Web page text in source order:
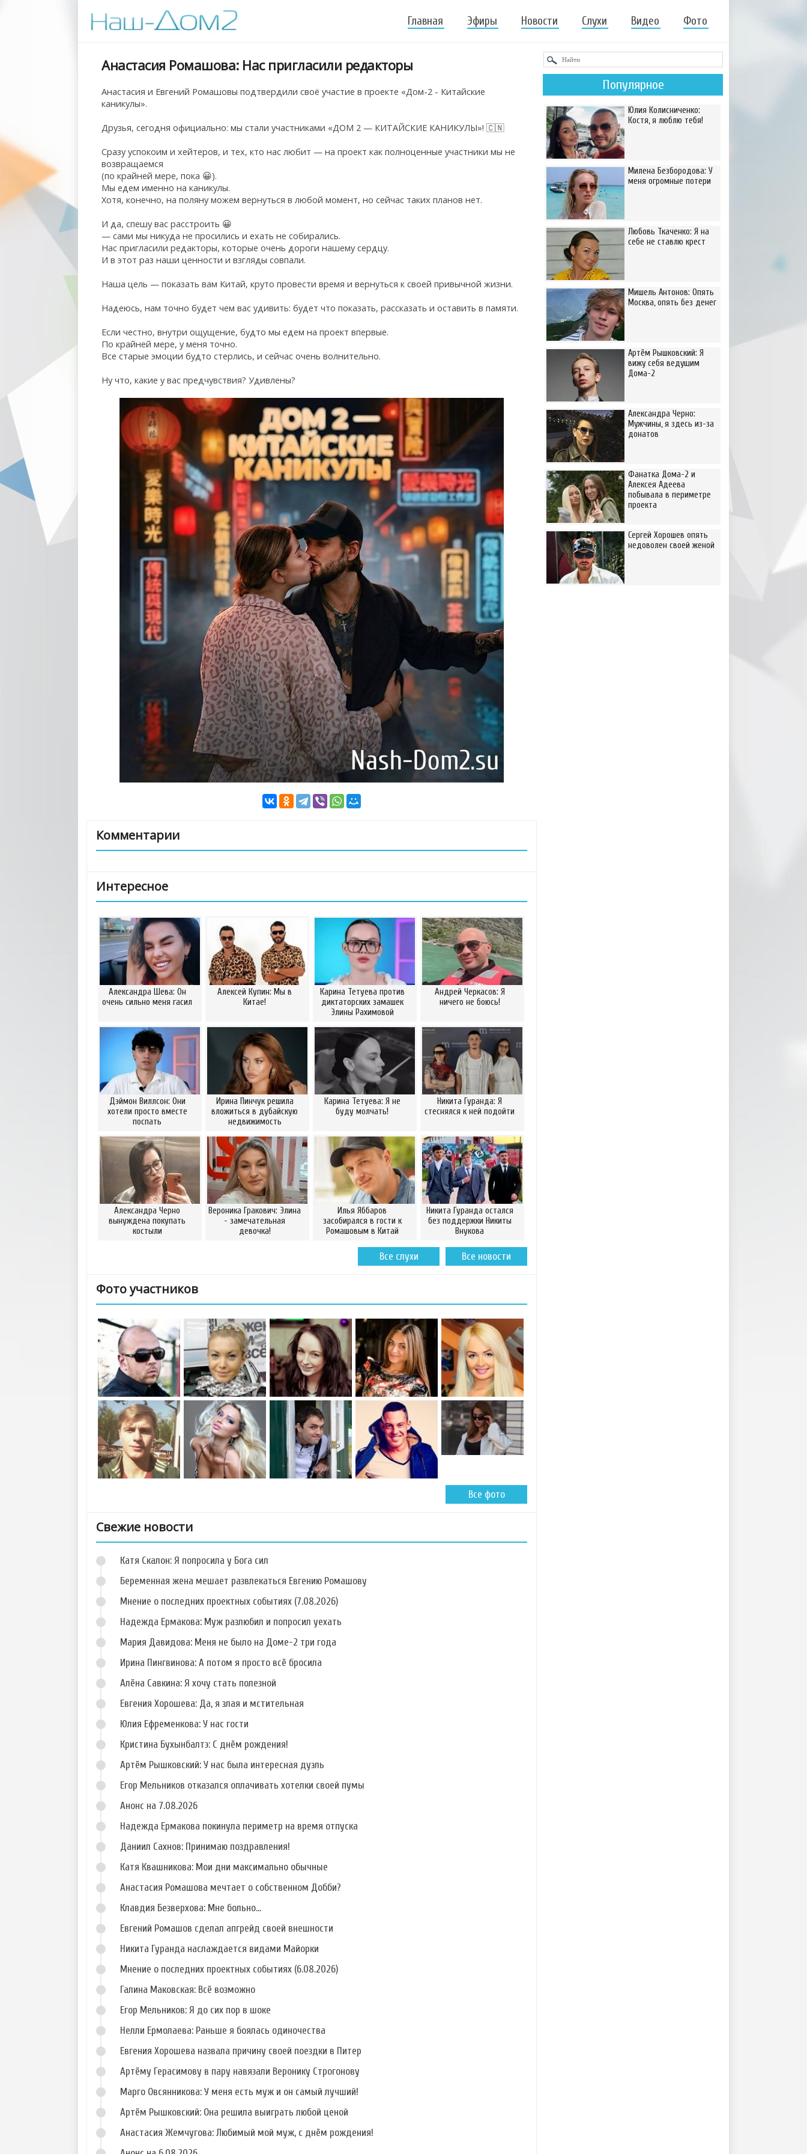
Главная Эфиры Новости Слухи Видео Фото
Анастасия Ромашова: Нас пригласили редакторы
Анастасия и Евгений Ромашовы подтвердили своё участие в проекте «Дом-2 - Китайские
каникулы».
Друзья, сегодня официально: мы стали участниками «ДОМ 2 — КИТАЙСКИЕ КАНИКУЛЫ»! 🇨🇳
Сразу успокоим и хейтеров, и тех, кто нас любит — на проект как полноценные участники мы не
возвращаемся
(по крайней мере, пока 😀).
Мы едем именно на каникулы.
Хотя, конечно, на поляну можем вернуться в любой момент, но сейчас таких планов нет.
И да, спешу вас расстроить 😀
— сами мы никуда не просились и ехать не собирались.
Нас пригласили редакторы, которые очень дороги нашему сердцу.
И в этот раз наши ценности и взгляды совпали.
Наша цель — показать вам Китай, круто провести время и вернуться к своей привычной жизни.
Надеюсь, нам точно будет чем вас удивить: будет что показать, рассказать и оставить в памяти.
Если честно, внутри ощущение, будто мы едем на проект впервые.
По крайней мере, у меня точно.
Все старые эмоции будто стерлись, и сейчас очень волнительно.
Ну что, какие у вас предчувствия? Удивлены?
Комментарии
Интересное
Александра Шева: Он
очень сильно меня гасил
Алексей Купин: Мы в
Китае!
Карина Тетуева против
диктаторских замашек
Элины Рахимовой
Андрей Черкасов: Я
ничего не боюсь!
Дэймон Виллсон: Они
хотели просто вместе
поспать
Ирина Пинчук решила
вложиться в дубайскую
недвижимость
Карина Тетуева: Я не
буду молчать!
Никита Гуранда: Я
стеснялся к ней подойти
Александра Черно
вынуждена покупать
костыли
Вероника Гракович: Элина
- замечательная
девочка!
Илья Яббаров
засобирался в гости к
Ромашовым в Китай
Никита Гуранда остался
без поддержки Никиты
Внукова
Все новости
Все слухи
Фото участников
Фото Глеба
Жемчугова
Фото Виктории
Шиндаковой
Фото Валерии
Уваровой
Фото Егора Рыбина
Фото Александры
Скородумовой
Фото Александра
Все фото
Свежие новости
Катя Скалон: Я попросила у Бога сил
Беременная жена мешает развлекаться Евгению Ромашову
Мнение о последних проектных событиях (7.08.2026)
Надежда Ермакова: Муж разлюбил и попросил уехать
Мария Давидова: Меня не было на Доме-2 три года
Ирина Пингвинова: А потом я просто всё бросила
Алёна Савкина: Я хочу стать полезной
Евгения Хорошева: Да, я злая и мстительная
Юлия Ефременкова: У нас гости
Кристина Бухынбалтэ: С днём рождения!
Артём Рышковский: У нас была интересная дуэль
Егор Мельников отказался оплачивать хотелки своей пумы
Анонс на 7.08.2026
Надежда Ермакова покинула периметр на время отпуска
Даниил Сахнов: Принимаю поздравления!
Катя Квашникова: Мои дни максимально обычные
Анастасия Ромашова мечтает о собственном Добби?
Клавдия Безверхова: Мне больно...
Евгений Ромашов сделал апгрейд своей внешности
Никита Гуранда наслаждается видами Майорки
Мнение о последних проектных событиях (6.08.2026)
Галина Маковская: Всё возможно
Егор Мельников: Я до сих пор в шоке
Нелли Ермолаева: Раньше я боялась одиночества
Евгения Хорошева назвала причину своей поездки в Питер
Артёму Герасимову в пару навязали Веронику Строгонову
Марго Овсянникова: У меня есть муж и он самый лучший!
Артём Рышковский: Она решила выиграть любой ценой
Анастасия Жемчугова: Любимый мой муж, с днём рождения!
Популярное
Юлия Колисниченко:
Костя, я люблю тебя!
Милена Безбородова: У
меня огромные потери
Любовь Ткаченко: Я на
себе не ставлю крест
Мишель Антонов: Опять
Москва, опять без денег
Артём Рышковский: Я
вижу себя ведущим
Дома-2
Александра Черно:
Мужчины, я здесь из-за
донатов
Фанатка Дома-2 и
Алексея Адеева
побывала в периметре
проекта
Сергей Хорошев опять
недоволен своей женой